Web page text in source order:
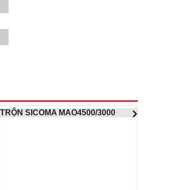
TRỘN SICOMA MAO4500/3000